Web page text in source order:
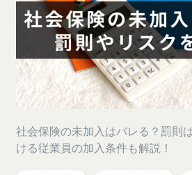
社会保険の未加入はバレる？罰則
ける従業員の加入条件も解説！